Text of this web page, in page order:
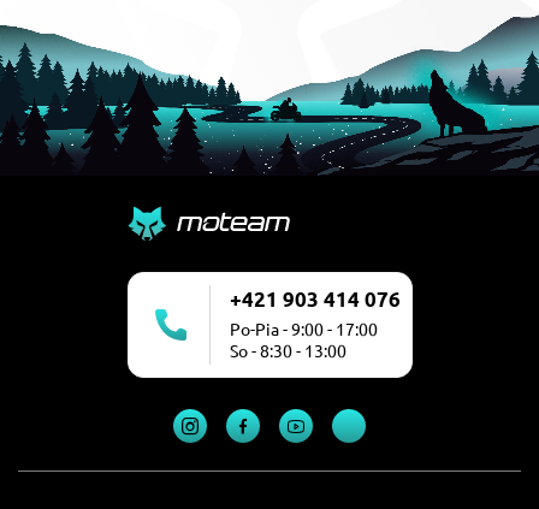
+421 903 414 076
Po-Pia - 9:00 - 17:00
So - 8:30 - 13:00